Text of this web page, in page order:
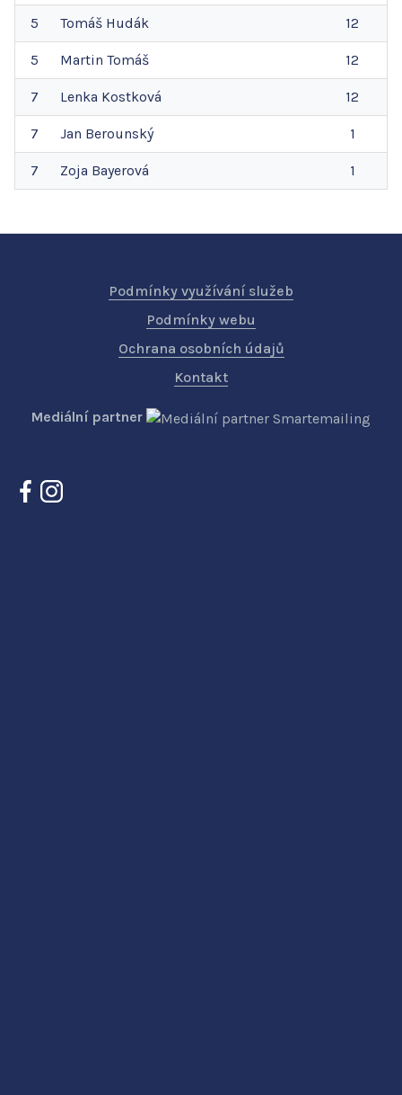
5 Tomáš Hudák 12
5 Martin Tomáš 12
7 Lenka Kostková 12
7 Jan Berounský 1
7 Zoja Bayerová 1
Podmínky využívání služeb
Podmínky webu
Ochrana osobních údajů
Kontakt
Mediální partner